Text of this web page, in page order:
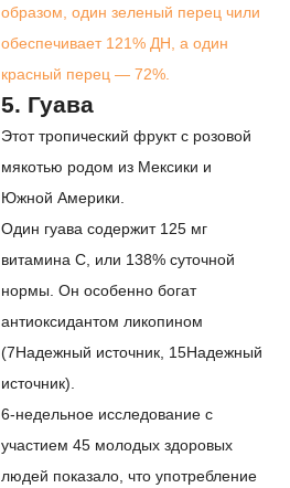
образом, один зеленый перец чили
обеспечивает 121% ДН, а один
красный перец — 72%.
5. Гуава
Этот тропический фрукт с розовой
мякотью родом из Мексики и
Южной Америки.
Один гуава содержит 125 мг
витамина С, или 138% суточной
нормы. Он особенно богат
антиоксидантом ликопином
(7Надежный источник, 15Надежный
источник).
6-недельное исследование с
участием 45 молодых здоровых
людей показало, что употребление